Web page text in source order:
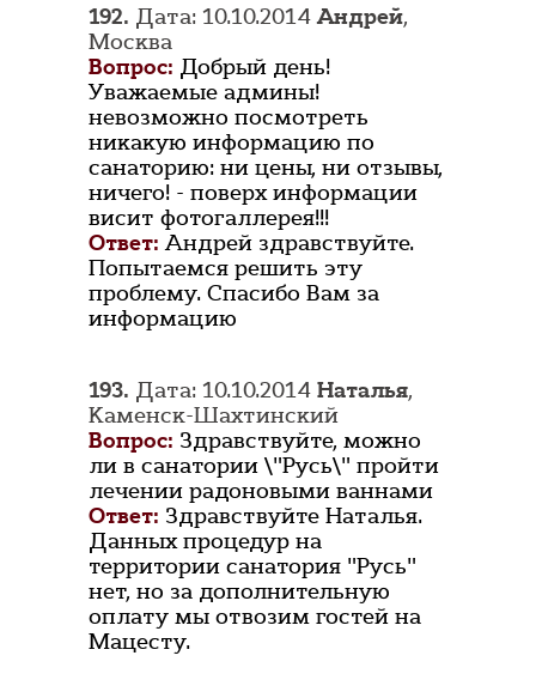
192. Дата: 10.10.2014Андрей,
Москва
Вопрос: Добрый день!
Уважаемые админы!
невозможно посмотреть
никакую информацию по
санаторию: ни цены, ни отзывы,
ничего! - поверх информации
висит фотогаллерея!!!
Ответ: Андрей здравствуйте.
Попытаемся решить эту
проблему. Спасибо Вам за
информацию
193. Дата: 10.10.2014 Наталья,
Каменск-Шахтинский
Вопрос: Здравствуйте, можно
ли в санатории \"Русь\" пройти
лечении радоновыми ваннами
Ответ: Здравствуйте Наталья.
Данных процедур на
территории санатория "Русь"
нет, но за дополнительную
оплату мы отвозим гостей на
Мацесту.